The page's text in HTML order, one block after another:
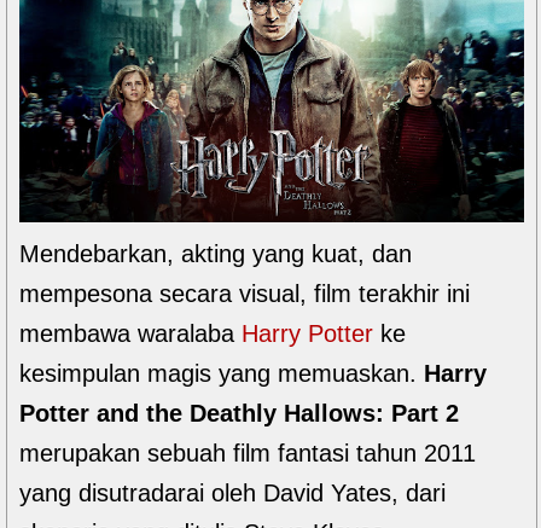
Mendebarkan, akting yang kuat, dan
mempesona secara visual, film terakhir ini
membawa waralaba Harry Potter ke
kesimpulan magis yang memuaskan. Harry
Potter and the Deathly Hallows: Part 2
merupakan sebuah film fantasi tahun 2011
yang disutradarai oleh David Yates, dari